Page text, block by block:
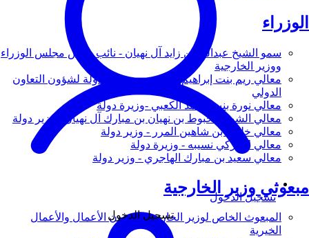
الوزراء
سمو الشيخ عبدالله بن زايد آل نهيان - نائب رئيس مجلس الوزراء
ووزير الخارجية
معالي ريم بنت إبراهيم الهاشمي - وزيرة دولة لشؤون التعاون
الدولي
معالي نورة بنت محمد الكعبي -وزيرة دولة
معالي الشيخ شخبوط بن نهيان بن مبارك آل نهيان - وزير دولة
معالي خليفة بن شاهين المرر - وزير دولة
معالي لانا زكي نسيبه - وزيرة دولة
معالي سعيد بن مبارك الهاجري - وزير دولة
مبعوثي وزير الخارجية
المبعوث الخاص لوزير الخارجية لشؤون الأعمال والأعمال
الخيرية
تسجيل الدخول
تسجيل الدخول